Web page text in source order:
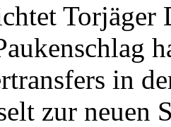
Torjäger
in
zur neuen